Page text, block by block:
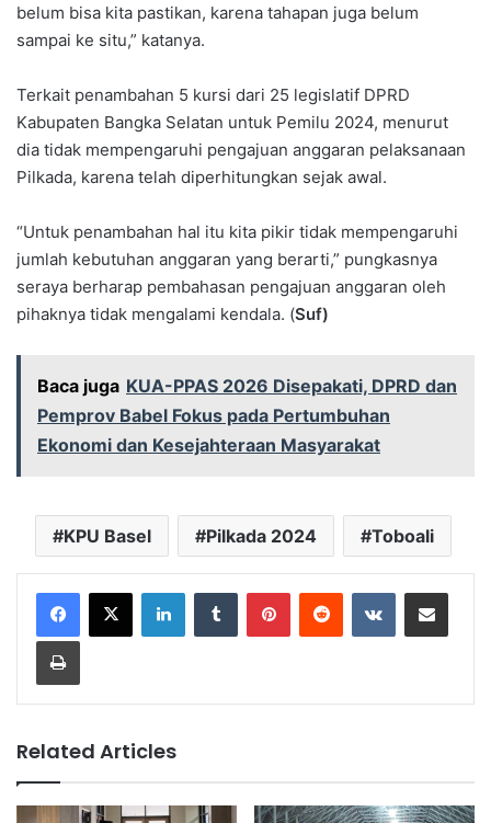
belum bisa kita pastikan, karena tahapan juga belum
sampai ke situ,” katanya.
Terkait penambahan 5 kursi dari 25 legislatif DPRD
Kabupaten Bangka Selatan untuk Pemilu 2024, menurut
dia tidak mempengaruhi pengajuan anggaran pelaksanaan
Pilkada, karena telah diperhitungkan sejak awal.
“Untuk penambahan hal itu kita pikir tidak mempengaruhi
jumlah kebutuhan anggaran yang berarti,” pungkasnya
seraya berharap pembahasan pengajuan anggaran oleh
pihaknya tidak mengalami kendala. (Suf)
Baca juga KUA-PPAS 2026 Disepakati, DPRD dan
Pemprov Babel Fokus pada Pertumbuhan
Ekonomi dan Kesejahteraan Masyarakat
KPU Basel Pilkada 2024 Toboali
LinkedInTumblr PinterestReddit VKontakteShare via Email
Print
Related Articles